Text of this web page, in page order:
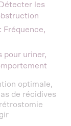
les
: Fréquence,
pour uriner,
optimale,
de récidives